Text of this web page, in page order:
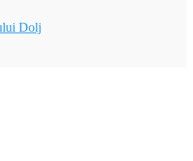
Dolj